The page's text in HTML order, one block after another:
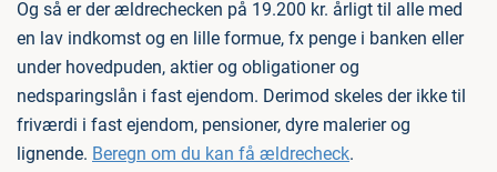
Og så er der ældrechecken på 19.200 kr. årligt til alle med
en lav indkomst og en lille formue, fx penge i banken eller
under hovedpuden, aktier og obligationer og
nedsparingslån i fast ejendom. Derimod skeles der ikke til
friværdi i fast ejendom, pensioner, dyre malerier og
lignende. Beregn om du kan få ældrecheck.